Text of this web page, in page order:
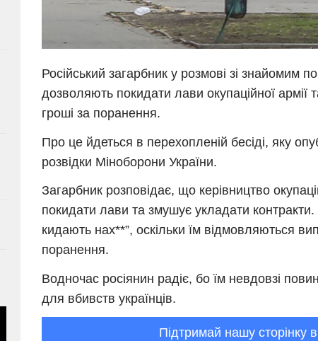
Російський загарбник у розмові зі знайомим
дозволяють покидати лави окупаційної армії
гроші за поранення.
Про це йдеться в перехопленій бесіді, яку
розвідки Міноборони України.
Загарбник розповідає, що керівництво
покидати лави та змушує укладати контракти.
кидають нах**”, оскільки їм відмовляються
поранення.
Водночас росіянин радіє, бо їм невдовзі
для вбивств українців.
Підтримай нашу сторінку